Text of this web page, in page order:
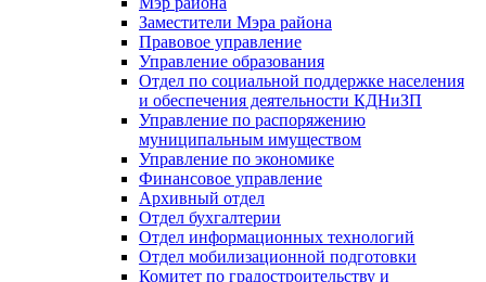
Заместители Мэра района
Правовое управление
Управление образования
Отдел по социальной поддержке населения
и обеспечения деятельности КДНиЗП
Управление по распоряжению
муниципальным имуществом
Управление по экономике
Финансовое управление
Архивный отдел
Отдел бухгалтерии
Отдел информационных технологий
Отдел мобилизационной подготовки
Комитет по градостроительству и